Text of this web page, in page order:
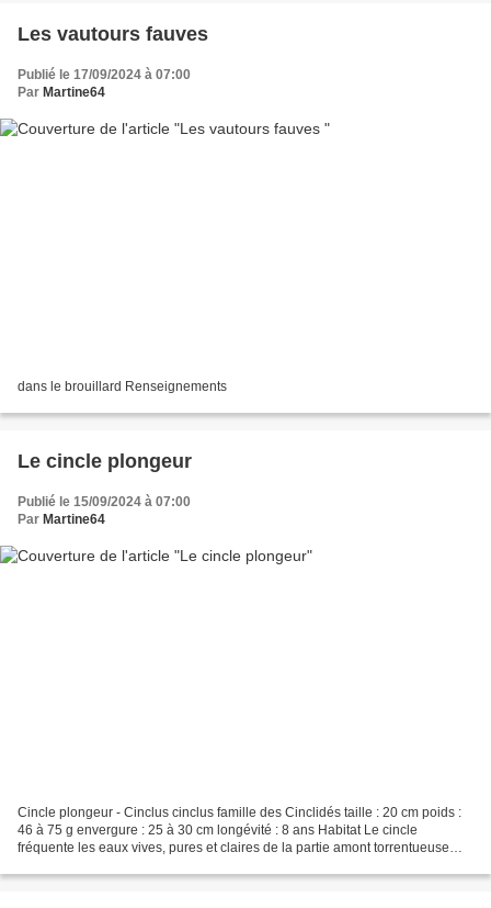
Les vautours fauves
Publié le 17/09/2024 à 07:00
Par Martine64
dans le brouillard Renseignements
Le cincle plongeur
Publié le 15/09/2024 à 07:00
Par Martine64
Cincle plongeur - Cinclus cinclus famille des Cinclidés taille : 20 cm poids :
46 à 75 g envergure : 25 à 30 cm longévité : 8 ans Habitat Le cincle
fréquente les eaux vives, pures et claires de la partie amont torrentueuse